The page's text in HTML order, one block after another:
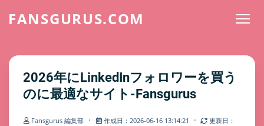
FANSGURUS.COM
2026年にLinkedInフォロワーを買う
のに最適なサイト-Fansgurus
Fansgurus 編集部 · 作成日：2026-06-16 13:14:21 ·
更新日：